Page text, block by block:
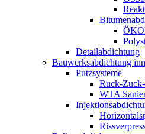
Detailabdichtung
Bauwerksabdichtung
Putzsysteme
Ruck-
WTA